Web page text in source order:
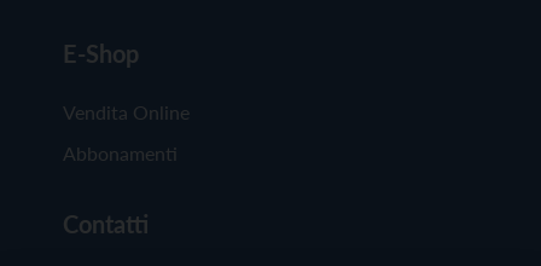
E-Shop
Vendita Online
Abbonamenti
Contatti